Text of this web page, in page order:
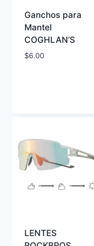
Ganchos para
Mantel
COGHLAN’S
$6.00
LENTES